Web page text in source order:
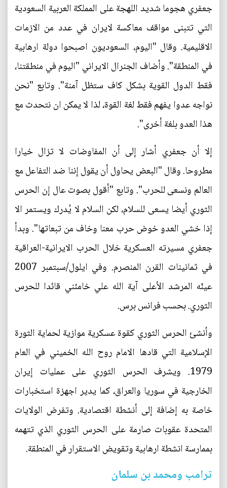
جعفري هجوما شديد اللهجة على المملكة العربية السعودية
التي تتبنى مواقف معاكسة لايران في عدد من الازمات
الاقليمية. وقال "اليوم، السعوديون اصبحوا دولة ارهابية
في المنطقة". وأضاف الجنرال الايراني "اليوم في منطقتنا،
فقط الدول القوية بشكل كاف ستظل آمنة". وتابع "نحن
نواجه عدوا يفهم فقط لغة القوة، لذا لا يمكن ان نتحدث مع
هذا العدو بلغة أخرى".
إلا أن جعفري أشار إلى أن المفاوضات لا تزال خيارا
مطروحا. وقال "البعض يحاول أن يقول إننا ضد التفاعل مع
العالم ونسعى للحرب". وتابع "أقول بصوت عال إن الحرس
الثوري أيضا يسعى للسلام، لكن السلام لا يُدرك ويستمر الا
إذا خشي العدو خوض حرب معنا وخاف من تبعاتها". وبدأ
جعفري مسيرته العسكرية خلال الحرب الايرانية-العراقية
في ثمانينات القرن المنصرم. وفي ايلول/سبتمبر 2007
عينّه المرشد الأعلى آية الله علي خامئني قائدا للحرس
الثوري. بحسب فرانس برس.
واُنشئ الحرس الثوري كقوة عسكرية موازية لحماية الثورة
الإسلامية التي قادها الامام روح الله الخميني في العام
1979. ويشرف الحرس الثوري على عمليات إيران
الخارجية في سوريا والعراق، كما يدير اجهزة استخبارات
خاصة به إضافة إلى أنشطة اقتصادية. وتفرض الولايات
المتحدة عقوبات صارمة على الحرس الثوري الذي تتهمه
بممارسة انشطة ارهابية وتقويض الاستقرار في المنطقة.
ترامب ومحمد بن سلمان